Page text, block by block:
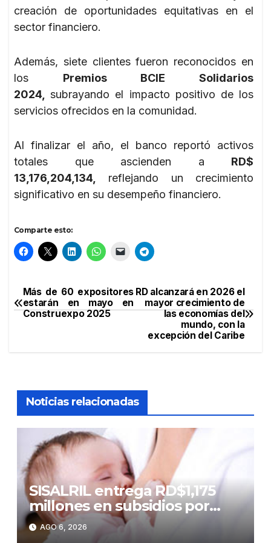
creación de oportunidades equitativas en el
sector financiero.
Además, siete clientes fueron reconocidos en
los Premios BCIE Solidarios
2024,subrayando el impacto positivo de los
servicios ofrecidos en la comunidad.
Al finalizar el año, el banco reportó activos
totales que ascienden a RD$
13,176,204,134, reflejando un crecimiento
significativo en su desempeño financiero.
Comparte esto:
Navegación
de
RD alcanzará en 2026 el
mayor crecimiento de
las economías del
mundo, con la
excepción del Caribe
Más de 60 expositores
estarán en mayo en
Construexpo 2025
Noticias relacionadas
SISALRIL entrega RD$1,175
millones en subsidios por
lactancia a madres
trabajadoras
AGO 6, 2026